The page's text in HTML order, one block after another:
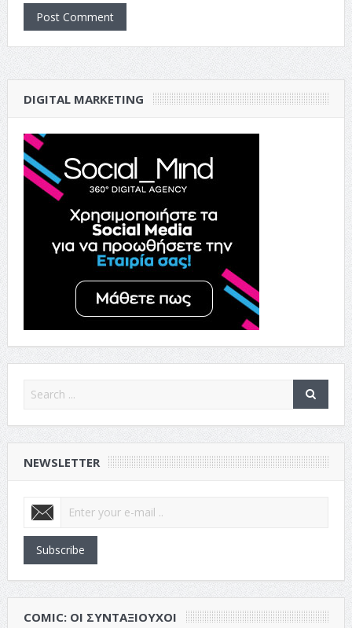
DIGITAL MARKETING
NEWSLETTER
Subscribe
COMIC: ΟΙ ΣΥΝΤΑΞΙΟΎΧΟΙ